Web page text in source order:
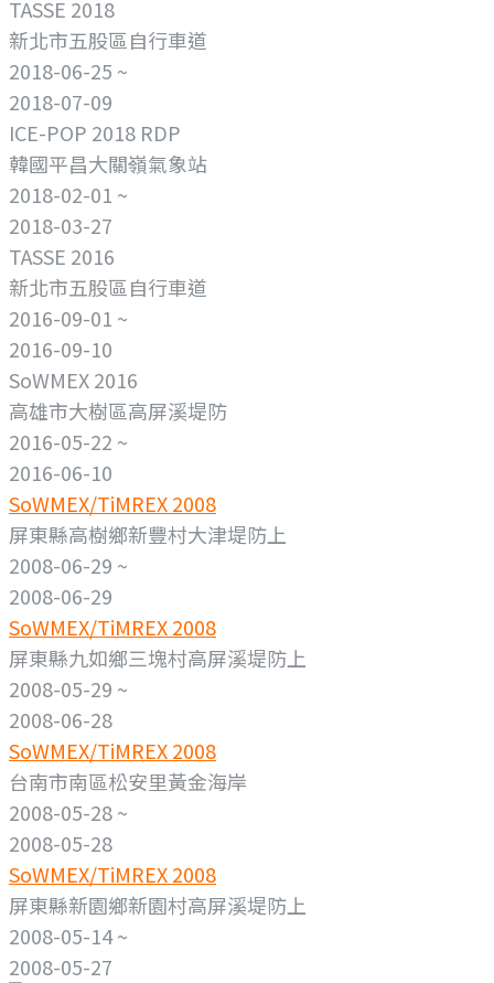
TASSE 2018
新北市五股區自行車道
2018-06-25 ~
2018-07-09
ICE-POP 2018 RDP
韓國平昌大關嶺氣象站
2018-02-01 ~
2018-03-27
TASSE 2016
新北市五股區自行車道
2016-09-01 ~
2016-09-10
SoWMEX 2016
高雄市大樹區高屏溪堤防
2016-05-22 ~
2016-06-10
SoWMEX/TiMREX 2008
屏東縣高樹鄉新豐村大津堤防上
2008-06-29 ~
2008-06-29
SoWMEX/TiMREX 2008
屏東縣九如鄉三塊村高屏溪堤防上
2008-05-29 ~
2008-06-28
SoWMEX/TiMREX 2008
台南市南區松安里黃金海岸
2008-05-28 ~
2008-05-28
SoWMEX/TiMREX 2008
屏東縣新園鄉新園村高屏溪堤防上
2008-05-14 ~
2008-05-27